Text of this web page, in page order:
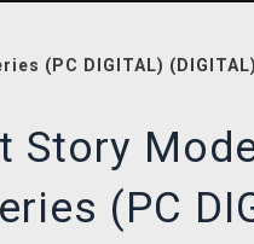
(PC DIGITAL) (DIGITAL)
Story
(PC